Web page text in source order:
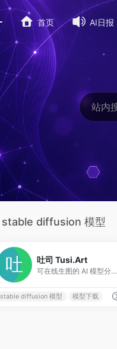
首页 AI日报
stable diffusion 模型
吐司 Tusi.Art
可在线生图的 AI 模型分享社区，还是免费的！
stable diffusion 模型 模型下载